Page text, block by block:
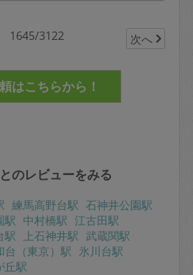
1645/3122 次へ
のレビューをみる
練馬高野台駅 石神井公園駅
駅 中村橋駅 江古田駅
駅 上石神井駅 武蔵関駅
台（東京）駅 氷川台駅
丘駅